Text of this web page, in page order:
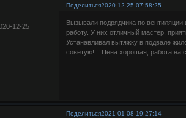
Поделиться2020-12-25 07:58:25
12-25
Вызывали подрядчика по
работу. У них отличный мастер,
Устанавливал вытяжку в подвале
советую!!!! Цена хорошая, работа на
Поделиться2021-01-08 19:27:14